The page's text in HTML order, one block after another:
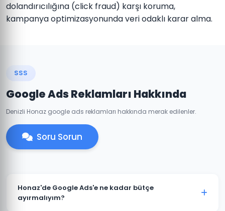
dolandırıcılığına (click fraud) karşı koruma,
kampanya optimizasyonunda veri odaklı karar alma.
SSS
Google Ads Reklamları Hakkında
Denizli Honaz google ads reklamları hakkında merak edilenler.
Soru Sorun
Honaz'de Google Ads'e ne kadar bütçe
ayırmalıyım?